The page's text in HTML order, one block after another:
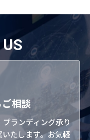
相談
ランディング承り
たします。お気軽